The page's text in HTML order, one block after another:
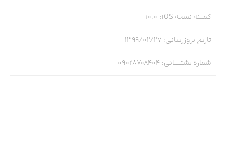
کمینه نسخه iOS :
10.0
تاریخ بروزرسانی: ۱۳۹۹/۰۲/۲۷
شماره پشتیبانی:
09028708404